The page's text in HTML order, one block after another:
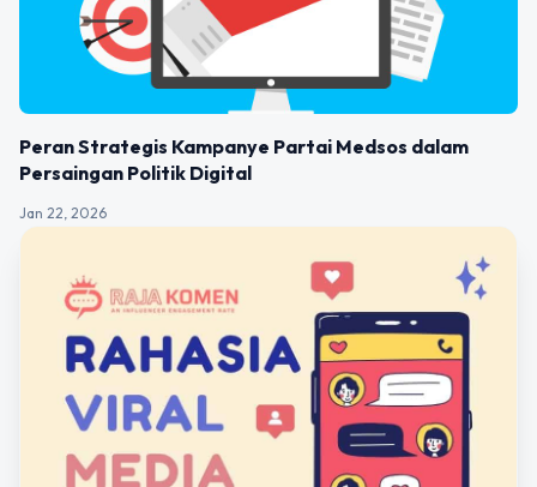
Peran Strategis Kampanye Partai Medsos dalam
Persaingan Politik Digital
Jan 22, 2026